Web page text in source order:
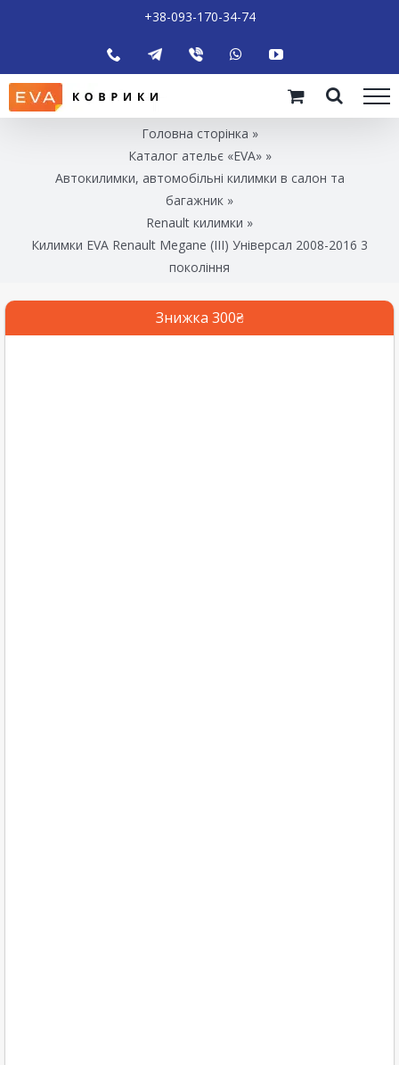
+38-093-170-34-74
Головна сторінка »
Каталог ательє «EVA»»
Автокилимки, автомобільні килимки в салон та
багажник »
Renault килимки »
Килимки EVA Renault Megane (III) Універсал 2008-2016 3
покоління
Знижка 300₴